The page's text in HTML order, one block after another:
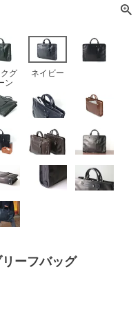
グ
ン
ネイビー
ーフバッグ